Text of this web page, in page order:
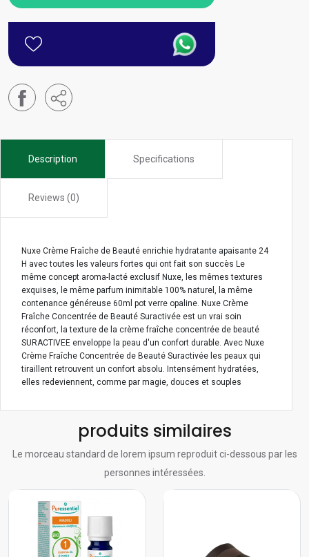
Description Specifications
Reviews (0)
Nuxe Crème Fraîche de Beauté enrichie hydratante apaisante 24
H avec toutes les valeurs fortes qui ont fait son succès Le
même concept aroma-lacté exclusif Nuxe, les mêmes textures
exquises, le même parfum inimitable 100% naturel, la même
contenance généreuse 60ml pot verre opaline. Nuxe Crème
Fraîche Concentrée de Beauté Suractivée est un vrai soin
réconfort, la texture de la crème fraîche concentrée de beauté
SURACTIVEE enveloppe la peau d'un confort durable. Avec Nuxe
Crème Fraîche Concentrée de Beauté Suractivée les peaux qui
tiraillent retrouvent un confort absolu. Intensément hydratées,
elles redeviennent, comme par magie, douces et souples
produits similaires
Le morceau standard de lorem ipsum reproduit ci-dessous par les
personnes intéressées.